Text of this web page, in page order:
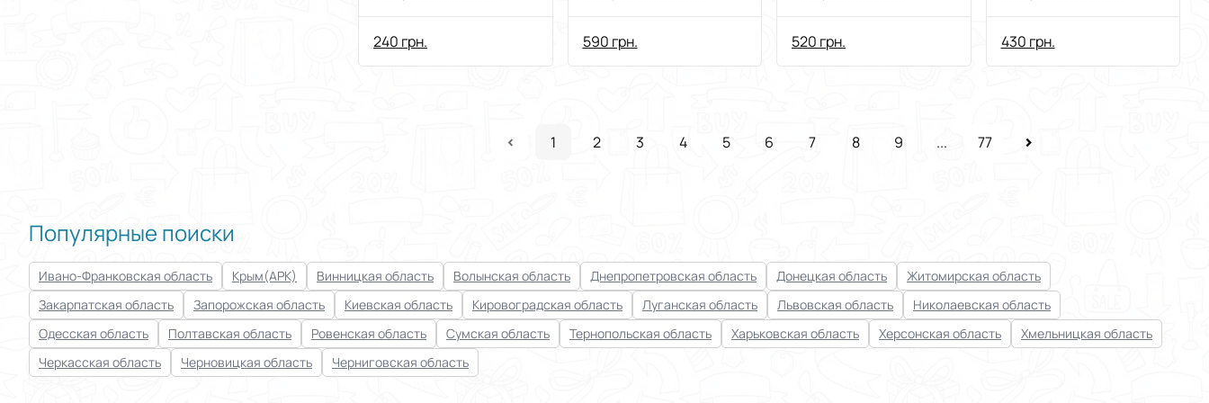
240 грн.
перчатки
(вощеные)
590 грн.
пляжу та басейну
520 грн.
нейлоновый
430 грн.
1 2 3 4 5 6 7 8 9 ... 77
Популярные поиски
Ивано-Франковская область Крым(АРК) Винницкая область Волынская область Днепропетровская область Донецкая область
Житомирская область
Закарпатская область
Запорожская область Киевская область Кировоградская область Луганская область Львовская область
Николаевская область
Одесская область
Полтавская область Ровенская область Сумская область Тернопольская область Харьковская область Херсонская область
Хмельницкая область
Черкасская область
Черновицкая область Черниговская область